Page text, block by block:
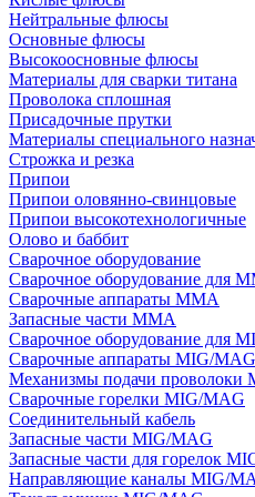
Нейтральные флюсы
Основные флюсы
Высокоосновные флюсы
Материалы для сварки титана
Проволока сплошная
Присадочные прутки
Материалы специального
Строжка и резка
Припои
Припои оловянно-свинцовые
Припои высокотехнологичные
Олово и баббит
Сварочное оборудование
Сварочное оборудование для
Сварочные аппараты MMA
Запасные части MMA
Сварочное оборудование для
Сварочные аппараты MIG/MAG
Механизмы подачи проволоки
Сварочные горелки MIG/MAG
Соединительный кабель
Запасные части MIG/MAG
Запасные части для горелок
Направляющие каналы MIG/